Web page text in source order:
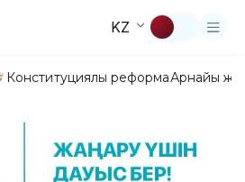
KZ
Конституциялық реформаАрнайы